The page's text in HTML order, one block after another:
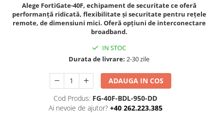
Alege FortiGate-40F, echipament de securitate ce oferă
performanță ridicată, flexibilitate și securitate pentru rețele
remote, de dimensiuni mici. Oferă opțiuni de interconectare
broadband.
IN STOC
Durata de livrare: 2-30 zile
ADAUGA IN COS
Cod Produs: FG-40F-BDL-950-DD
Ai nevoie de ajutor? +40 262.223.385